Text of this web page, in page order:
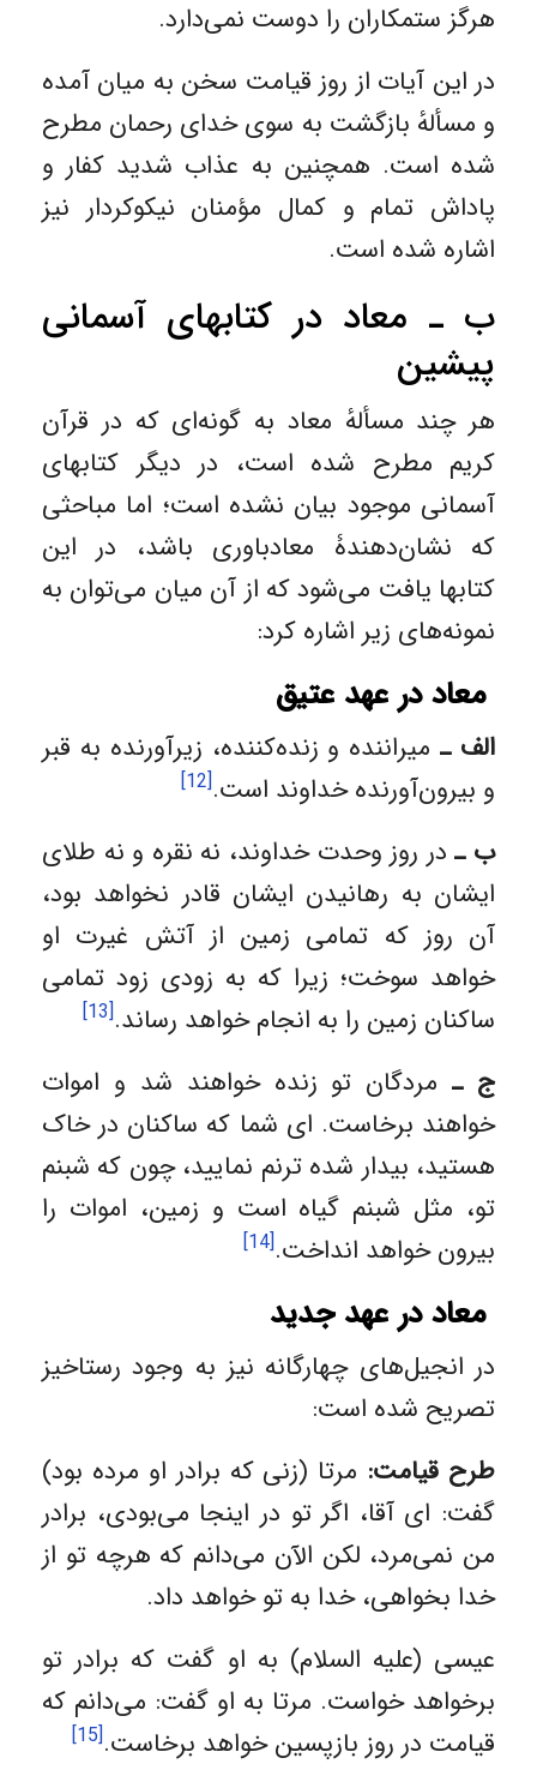
هرگز ستمکاران را دوست نمی‌دارد.
در این آیات از روز قیامت سخن به میان آمده
و مسألهٔ بازگشت به سوی خدای رحمان مطرح
شده است. همچنین به عذاب شدید کفار و
پاداش تمام و کمال مؤمنان نیکوکردار نیز
اشاره شده است.
ب ـ معاد در کتابهای آسمانی
پیشین
هر چند مسألهٔ معاد به گونه‌ای که در قرآن
کریم مطرح شده است، در دیگر کتابهای
آسمانی موجود بیان نشده است؛ اما مباحثی
که نشان‌دهندۀ معادباوری باشد، در این
کتابها یافت می‌شود که از آن میان می‌توان به
نمونه‌های زیر اشاره کرد:
معاد در عهد عتیق
الف ـ میراننده و زنده‌کننده، زیرآورنده به قبر
و بیرون‌آورنده خداوند است.[12]
ب ـدر روز وحدت خداوند، نه نقره و نه طلای
ایشان به رهانیدن ایشان قادر نخواهد بود،
آن روز که تمامی زمین از آتش غیرت او
خواهد سوخت؛ زیرا که به زودی زود تمامی
ساکنان زمین را به انجام خواهد رساند.[13]
ج ـمردگان تو زنده خواهند شد و اموات
خواهند برخاست. ای شما که ساکنان در خاک
هستید، بیدار شده‌ ترنم نمایید، چون که شبنم
تو، مثل شبنم گیاه است و زمین، اموات را
بیرون خواهد انداخت.[14]
معاد در عهد جدید
در انجیل‌های چهارگانه نیز به وجود رستاخیز
تصریح شده است:
طرح قیامت: مرتا (زنی که برادر او مرده بود)
گفت: ای آقا، اگر تو در اینجا می‌بودی، برادر
من نمی‌مرد، لکن الآن می‌دانم که هرچه تو از
خدا بخواهی، خدا به تو خواهد داد.
عیسی (علیه السلام) به او گفت که برادر تو
برخواهد خواست. مرتا به او گفت: می‌دانم که
قیامت در روز بازپسین خواهد برخاست.[15]